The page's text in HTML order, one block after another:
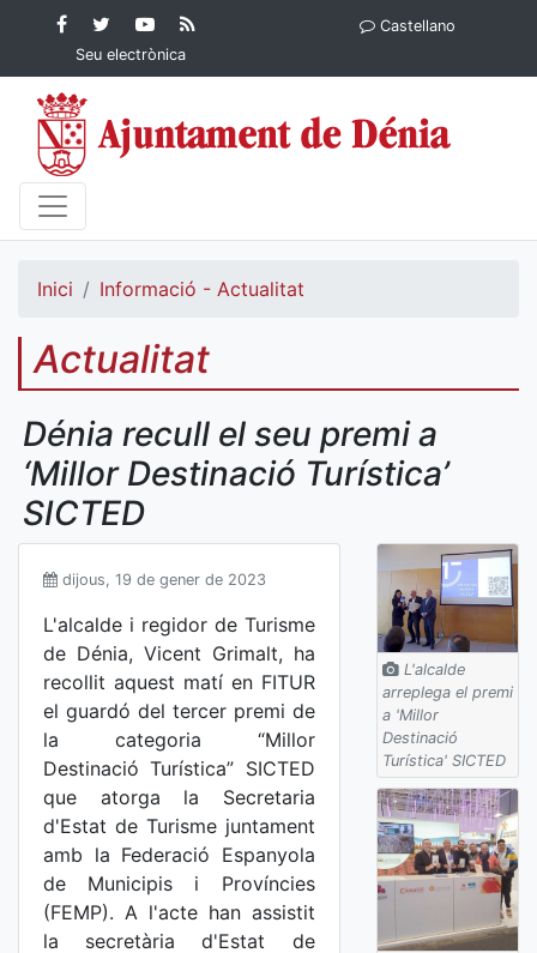
Contingut principalFacebook
Ajuntament de Dénia
Twitter
Ajuntament de
Dénia
YouTube
Ajuntament
de Dénia
Ajuntament
Seu electrònica
Castellano
Inici Informació - Actualitat
Actualitat
Dénia recull el seu premi a
‘Millor Destinació Turística’
SICTED
dijous, 19 de gener de 2023
L'alcalde i regidor de Turisme
de Dénia, Vicent Grimalt, ha
recollit aquest matí en FITUR
el guardó del tercer premi de
la categoria “Millor
Destinació Turística” SICTED
que atorga la Secretaria
d'Estat de Turisme juntament
amb la Federació Espanyola
de Municipis i Províncies
(FEMP). A l'acte han assistit
la secretària d'Estat de
L'alcalde
arreplega el premi
a 'Millor
Destinació
Turística' SICTED